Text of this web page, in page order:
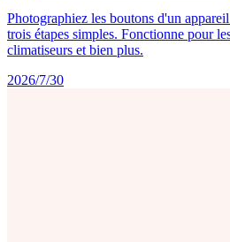
Photographiez les boutons d'un
trois étapes simples. Fonctionne pour
climatiseurs et bien plus.
2026/7/30